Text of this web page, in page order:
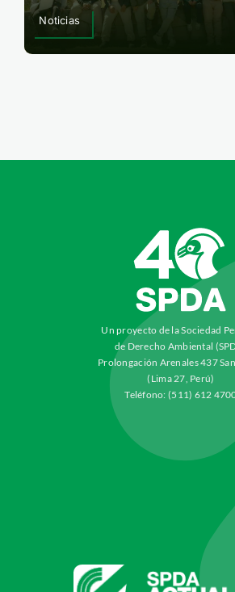
Noticias
Un proyecto de la Sociedad
de Derecho Ambiental
Prolongación Arenales 437
(Lima 27, Perú)
Teléfono: (511) 612